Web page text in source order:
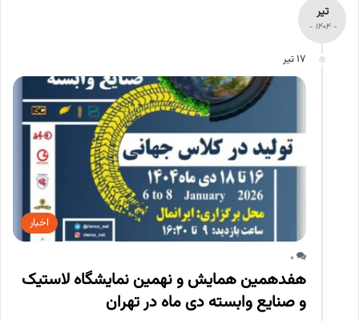
تیر
- 1404 -
17 تیر
اخبار
0
هفدهمین همایش و نهمین نمایشگاه لاستیک
و صنایع وابسته دی ماه در تهران